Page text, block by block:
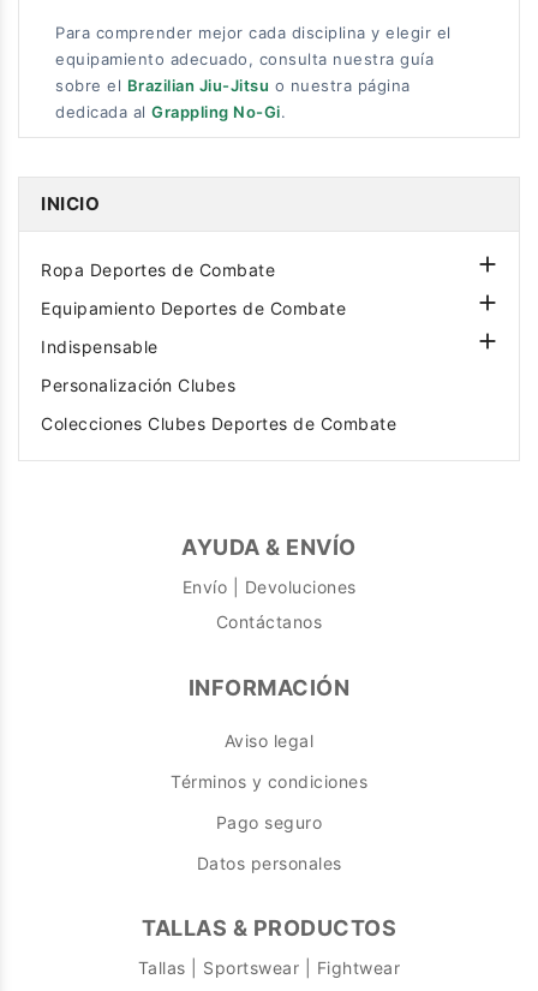
Para comprender mejor cada disciplina y elegir el
equipamiento adecuado, consulta nuestra guía
sobre el Brazilian Jiu-Jitsu o nuestra página
dedicada al Grappling No-Gi.
INICIO
Ropa Deportes de Combate 
Equipamiento Deportes de Combate 
Indispensable 
Personalización Clubes
Colecciones Clubes Deportes de Combate
AYUDA & ENVÍO
Envío | Devoluciones
Contáctanos
INFORMACIÓN
Aviso legal
Términos y condiciones
Pago seguro
Datos personales
TALLAS & PRODUCTOS
Tallas | Sportswear | Fightwear